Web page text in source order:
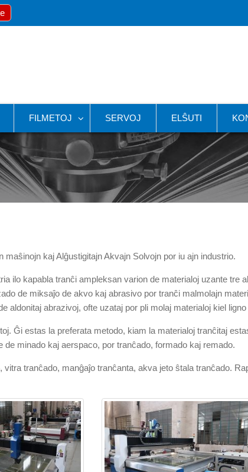
FILMETOJ SERVOJ ELŜUTI
kaj Alĝustigitajn Akvajn Solvojn por iu ajn industrio.
ilo kapabla tranĉi ampleksan varion de materialoj uzante tre
de miksaĵo de akvo kaj abrasivo por tranĉi malmolajn
abrazivoj, ofte uzataj por pli molaj materialoj kiel
Ĝi estas la preferata metodo, kiam la materialoj tranĉitaj
minado kaj aerspaco, por tranĉado, formado kaj remado.
tranĉado, manĝaĵo tranĉanta, akva jeto ŝtala tranĉado.